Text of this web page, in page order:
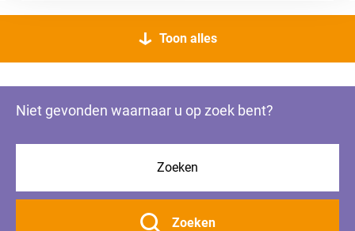
Toon alles
Niet gevonden waarnaar u op zoek bent?
Zoeken